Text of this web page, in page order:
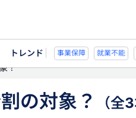
トレンド
就業不能 死亡保険金非課税枠 キャ
？
の対象？ （全3